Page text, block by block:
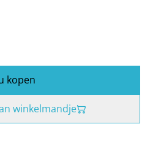
kopen
winkelmandje